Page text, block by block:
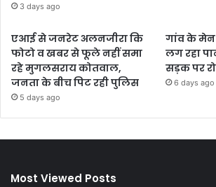
3 days ago
एआई से जनरेट अलनजीरा कि
फोटो व खबर से फूले नहीं समा
रहे मुगलसराय कोतवाल,
जनता के बीच पिट रही पुलिस
5 days ago
गांव के
लग रहा
सड़क पर
6 days ago
Most Viewed Posts